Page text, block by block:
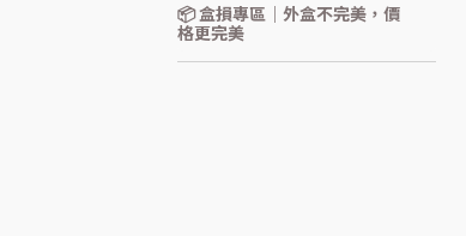
📦 盒損專區｜外盒不完美，價
格更完美